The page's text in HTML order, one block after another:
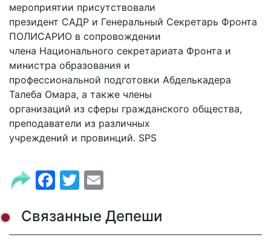
мероприятии присутствовали
президент САДР и Генеральный Секретарь Фронта
ПОЛИСАРИО в сопровождении
члена Национального секретариата Фронта и
министра образования и
профессиональной подготовки Абделькадера
Талеба Омара, а также члены
организаций из сферы гражданского общества,
преподаватели из различных
учреждений и провинций. SPS
Facebook
Twitter
Связанные Депеши